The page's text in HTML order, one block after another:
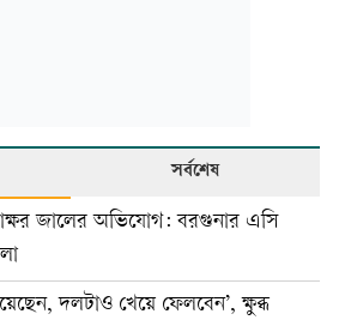
সর্বশেষ
জালের অভিযোগ: বরগুনার এসি
দলটাও খেয়ে ফেলবেন’, ক্ষুব্ধ